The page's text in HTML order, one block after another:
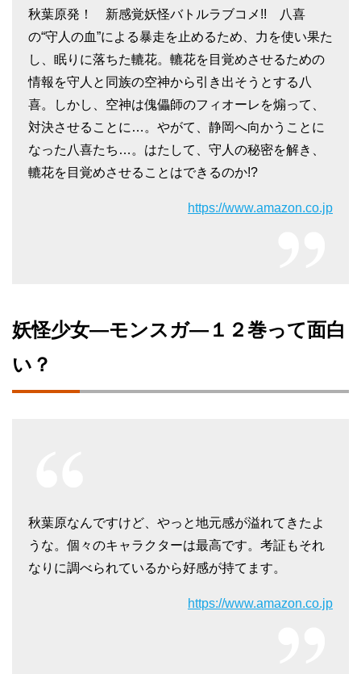
秋葉原発！ 新感覚妖怪バトルラブコメ!! 八喜
の“守人の血”による暴走を止めるため、力を使い果た
し、眠りに落ちた轆花。轆花を目覚めさせるための
情報を守人と同族の空神から引き出そうとする八
喜。しかし、空神は傀儡師のフィオーレを煽って、
対決させることに…。やがて、静岡へ向かうことに
なった八喜たち…。はたして、守人の秘密を解き、
轆花を目覚めさせることはできるのか!?
https://www.amazon.co.jp
妖怪少女―モンスガ―１２巻って面白
い？
秋葉原なんですけど、やっと地元感が溢れてきたよ
うな。個々のキャラクターは最高です。考証もそれ
なりに調べられているから好感が持てます。
https://www.amazon.co.jp